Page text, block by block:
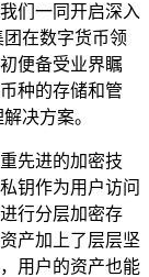
们一同开启深入
在数字货币领
便备受业界瞩
种的存储和管
决方案。
先进的加密技
钥作为用户访问
行分层加密存
产加上了层层坚
用户的资产也能